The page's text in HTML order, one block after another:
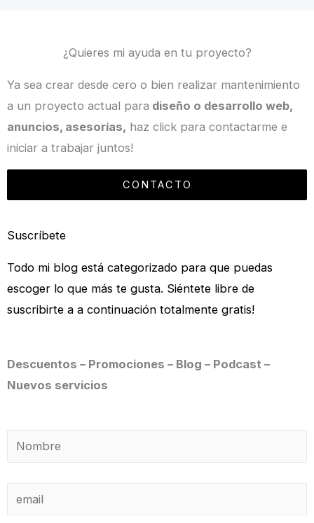
¿Quieres mi ayuda en tu proyecto?
Ya sea crear desde cero o bien realizar mantenimiento
a un proyecto actual para diseño o desarrollo web,
anuncios, asesorías, haz click para contactarme e
iniciar a trabajar juntos!
CONTACTO
Suscríbete
Todo mi blog está categorizado para que puedas
escoger lo que más te gusta. Siéntete libre de
suscribirte a a continuación totalmente gratis!
Descuentos – Promociones – Blog – Podcast –
Nuevos servicios